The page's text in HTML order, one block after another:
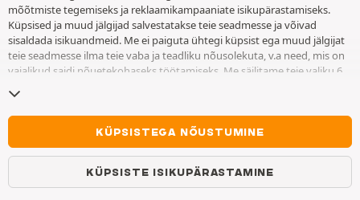
mõõtmiste tegemiseks ja reklaamikampaaniate isikupärastamiseks.
Küpsised ja muud jälgijad salvestatakse teie seadmesse ja võivad
sisaldada isikuandmeid. Me ei paiguta ühtegi küpsist ega muud jälgijat
teie seadmesse ilma teie vaba ja teadliku nõusolekuta, v.a need, mis on
vajalikud saidi nõuetekohaseks töötamiseks. Me säilitame teie valiku 6
muude jälgijate lehele
nõusolekut küpsiste ja muude jälgijate teie seadmesse paigutamiseks.
Keeldumine ei takista juurdepääsu teenustele AD TYRES. Lisateabe
saamiseks vaadakeküpsiste ja muude jälgijate lehte.
KÜPSISTEGA NÕUSTUMINE
KÜPSISTE ISIKUPÄRASTAMINE